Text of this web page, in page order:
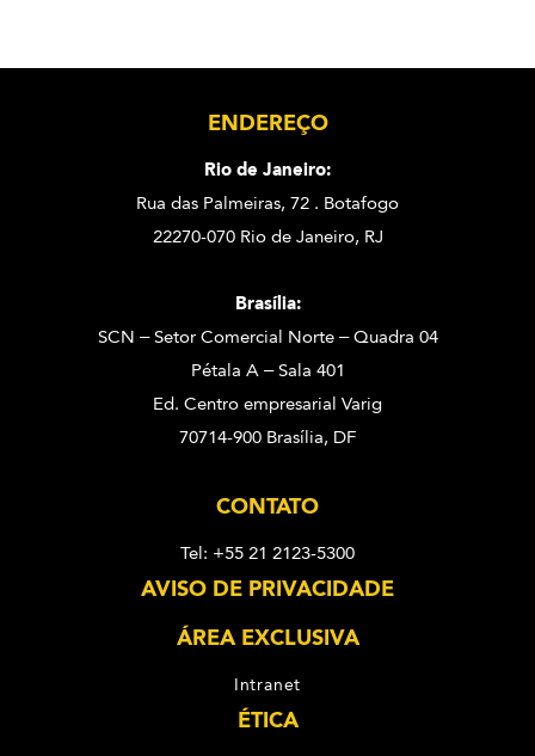
ENDEREÇO
Rio de Janeiro:
Rua das Palmeiras, 72 . Botafogo
22270-070 Rio de Janeiro, RJ
Brasília:
SCN – Setor Comercial Norte – Quadra 04
Pétala A – Sala 401
Ed. Centro empresarial Varig
70714-900 Brasília, DF
CONTATO
Tel: +55 21 2123-5300
AVISO DE PRIVACIDADE
ÁREA EXCLUSIVA
Intranet
ÉTICA